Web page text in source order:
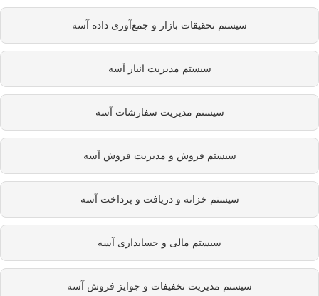
سیستم تحقیقات بازار و جمع‌آوری داده آسه
سیستم مدیریت انبار آسه
سیستم مدیریت سفارشات آسه
سیستم فروش و مدیریت فروش آسه
سیستم خزانه و دریافت و پرداخت آسه
سیستم مالی و حسابداری آسه
سیستم مدیریت تخفیفات و جوایز فروش آسه